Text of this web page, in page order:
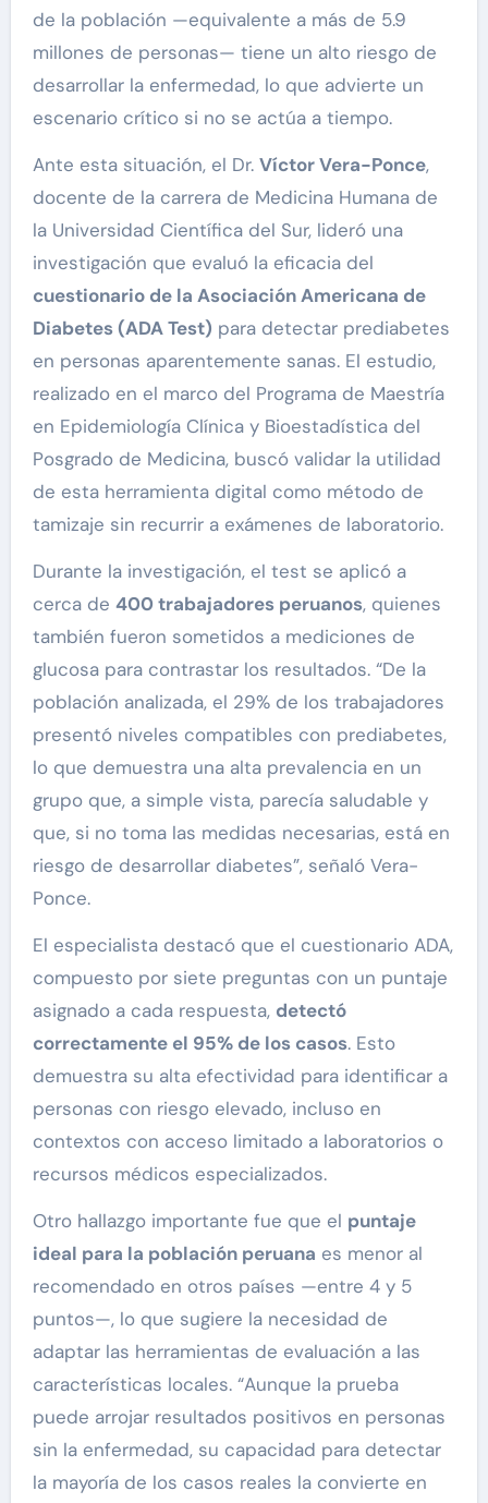
de la población —equivalente a más de 5.9
millones de personas— tiene un alto riesgo de
desarrollar la enfermedad, lo que advierte un
escenario crítico si no se actúa a tiempo.
Ante esta situación, el Dr. Víctor Vera-Ponce,
docente de la carrera de Medicina Humana de
la Universidad Científica del Sur, lideró una
investigación que evaluó la eficacia del
cuestionario de la Asociación Americana de
Diabetes (ADA Test) para detectar prediabetes
en personas aparentemente sanas. El estudio,
realizado en el marco del Programa de Maestría
en Epidemiología Clínica y Bioestadística del
Posgrado de Medicina, buscó validar la utilidad
de esta herramienta digital como método de
tamizaje sin recurrir a exámenes de laboratorio.
Durante la investigación, el test se aplicó a
cerca de 400 trabajadores peruanos, quienes
también fueron sometidos a mediciones de
glucosa para contrastar los resultados. “De la
población analizada, el 29% de los trabajadores
presentó niveles compatibles con prediabetes,
lo que demuestra una alta prevalencia en un
grupo que, a simple vista, parecía saludable y
que, si no toma las medidas necesarias, está en
riesgo de desarrollar diabetes”, señaló Vera-
Ponce.
El especialista destacó que el cuestionario ADA,
compuesto por siete preguntas con un puntaje
asignado a cada respuesta, detectó
correctamente el 95% de los casos. Esto
demuestra su alta efectividad para identificar a
personas con riesgo elevado, incluso en
contextos con acceso limitado a laboratorios o
recursos médicos especializados.
Otro hallazgo importante fue que el puntaje
ideal para la población peruana es menor al
recomendado en otros países —entre 4 y 5
puntos—, lo que sugiere la necesidad de
adaptar las herramientas de evaluación a las
características locales. “Aunque la prueba
puede arrojar resultados positivos en personas
sin la enfermedad, su capacidad para detectar
la mayoría de los casos reales la convierte en